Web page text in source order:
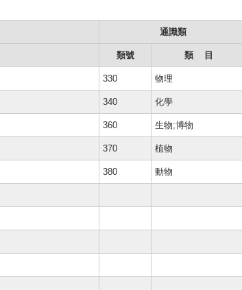
通識類
類號 類 目
330 物理
340 化學
360 生物;博物
370 植物
380 動物